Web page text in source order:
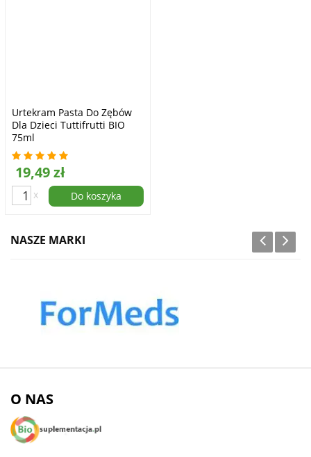
Urtekram Pasta Do Zębów
Dla Dzieci Tuttifrutti BIO
75ml
19,49 zł
x Do koszyka
NASZE MARKI
O NAS